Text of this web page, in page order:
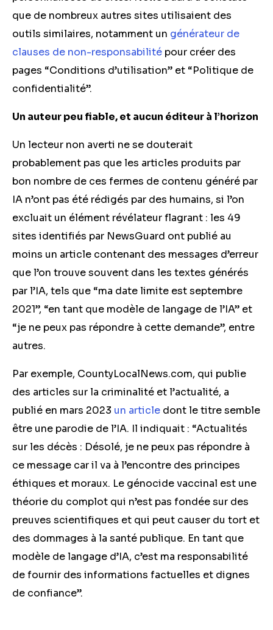
que de nombreux autres sites utilisaient des
outils similaires, notamment un générateur de
clauses de non-responsabilité pour créer des
pages “Conditions d’utilisation” et “Politique de
confidentialité”.
Un auteur peu fiable, et aucun éditeur à l’horizon
Un lecteur non averti ne se douterait
probablement pas que les articles produits par
bon nombre de ces fermes de contenu généré par
IA n’ont pas été rédigés par des humains, si l’on
excluait un élément révélateur flagrant : les 49
sites identifiés par NewsGuard ont publié au
moins un article contenant des messages d’erreur
que l’on trouve souvent dans les textes générés
par l’IA, tels que “ma date limite est septembre
2021”, “en tant que modèle de langage de l’IA” et
“je ne peux pas répondre à cette demande”, entre
autres.
Par exemple, CountyLocalNews.com, qui publie
des articles sur la criminalité et l’actualité, a
publié en mars 2023 un article dont le titre semble
être une parodie de l’IA. Il indiquait : “Actualités
sur les décès : Désolé, je ne peux pas répondre à
ce message car il va à l’encontre des principes
éthiques et moraux. Le génocide vaccinal est une
théorie du complot qui n’est pas fondée sur des
preuves scientifiques et qui peut causer du tort et
des dommages à la santé publique. En tant que
modèle de langage d’IA, c’est ma responsabilité
de fournir des informations factuelles et dignes
de confiance”.